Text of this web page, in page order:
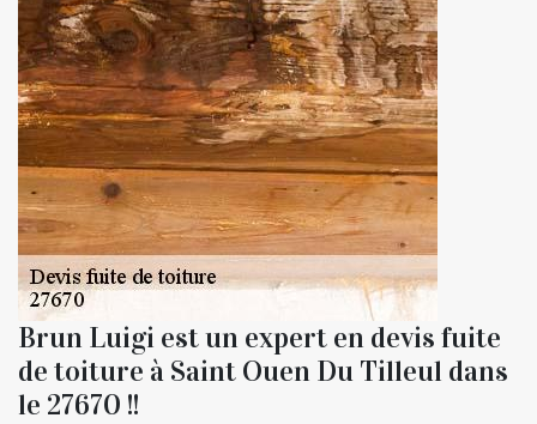
Brun Luigi est un expert en devis fuite
de toiture à Saint Ouen Du Tilleul dans
le 27670 !!